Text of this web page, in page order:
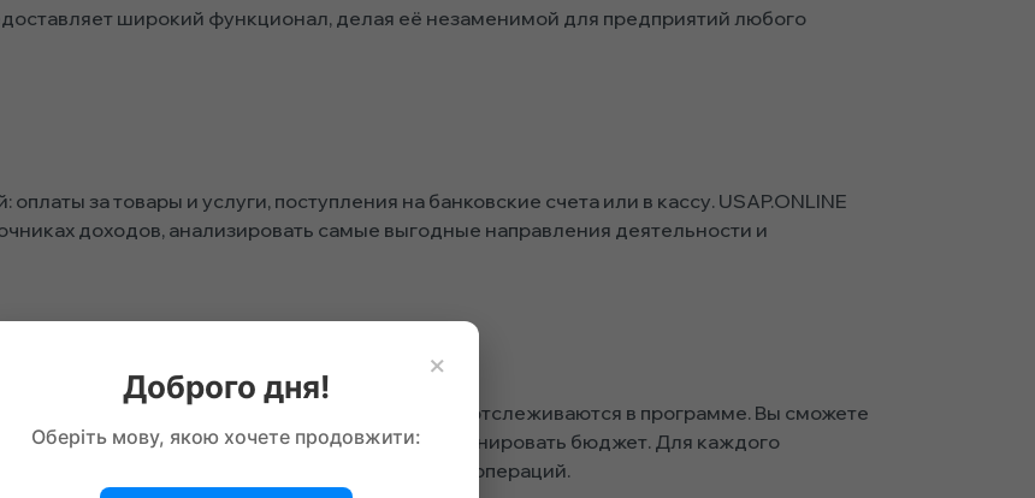
широкий функционал, делая её незаменимой для предприятий любого
за товары и услуги, поступления на банковские счета или в кассу. USAP.ONLINE
доходов, анализировать самые выгодные направления деятельности и
и другие операционные расходы, легко отслеживаются в программе. Вы сможете
выявлять перерасходы и более эффективно планировать бюджет. Для каждого
что повышает прозрачность финансовых операций.
×
Доброго дня!
Оберіть мову, якою хочете продовжити: